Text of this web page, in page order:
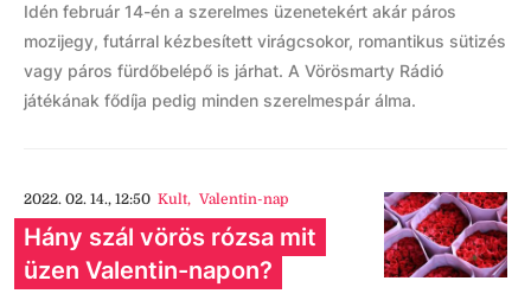
Idén február 14-én a szerelmes üzenetekért akár páros
mozijegy, futárral kézbesített virágcsokor, romantikus sütizés
vagy páros fürdőbelépő is járhat. A Vörösmarty Rádió
játékának fődíja pedig minden szerelmespár álma.
2022. 02. 14., 12:50 Kult, Valentin-nap
Hány szál vörös rózsa mit
üzen Valentin-napon?